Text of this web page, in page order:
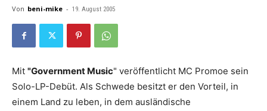
Von beni-mike - 19. August 2005
Mit "Government Music" veröffentlicht MC Promoe sein
Solo-LP-Debüt. Als Schwede besitzt er den Vorteil, in
einem Land zu leben, in dem ausländische